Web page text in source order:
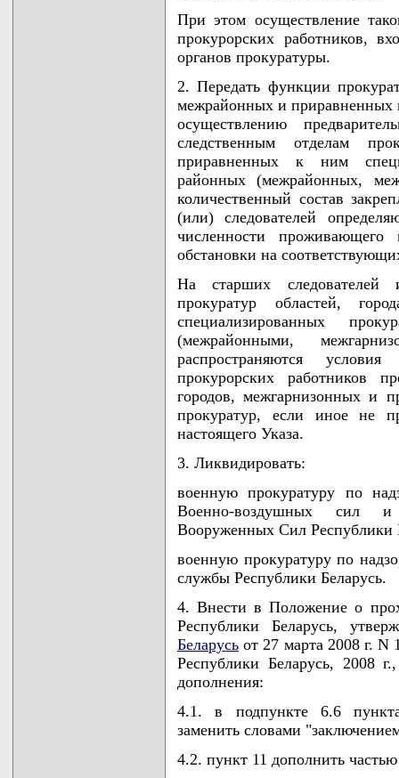
При этом осуществление
прокурорских работников,
органов прокуратуры.
2. Передать функции
межрайонных и приравненных
осуществлению
следственным отделам
приравненных к ним
районных (межрайонных,
количественный состав
(или) следователей
численности проживающего
обстановки на
На старших следователей
прокуратур областей,
специализированных
(межрайонными,
распространяются
прокурорских работников
городов, межгарнизонных и
прокуратур, если иное не
настоящего Указа.
3. Ликвидировать:
военную прокуратуру по
Военно-воздушных сил и
Вооруженных Сил Республики
военную прокуратуру по
службы Республики Беларусь.
4. Внести в Положение о
Республики Беларусь,
Беларусь от 27 марта 2008 г. N
Республики Беларусь, 2008
дополнения:
4.1. в подпункте 6.6
заменить словами
4.2. пункт 11 дополнить